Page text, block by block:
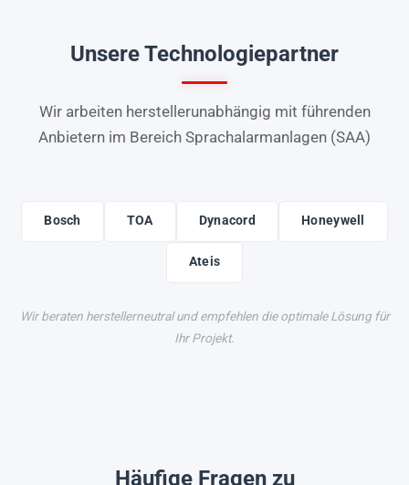
Unsere Technologiepartner
Wir arbeiten herstellerunabhängig mit führenden
Anbietern im Bereich Sprachalarmanlagen (SAA)
Bosch TOA Dynacord Honeywell
Ateis
Wir beraten herstellerneutral und empfehlen die optimale Lösung für
Ihr Projekt.
Häufige Fragen zu